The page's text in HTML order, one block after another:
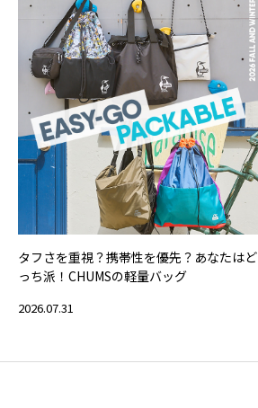
タフさを重視？携帯性を優先？あなたはど
っち派！CHUMSの軽量バッグ
2026.07.31